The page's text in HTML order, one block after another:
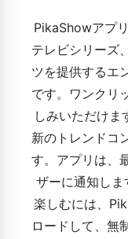
PikaShowアプ
テレビシリーズ
ツを提供するエ
です。ワンクリ
しみいただけ
新のトレンドコ
す。アプリは、
ザーに通知し
楽しむには、
ロードして、無